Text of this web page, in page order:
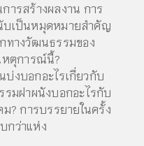
ารสร้างผลงาน การ
บเป็นหมุดหมายสำคัญ
ทางวัฒนธรรมของ
หตุการณ์นี้?
งบอกอะไรเกี่ยวกับ
มฝาผนังบอกอะไรกับ
? การบรรยายในครั้ง
กว่าแห่ง